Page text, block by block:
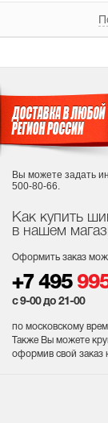
Как купить
в нашем
Оформить заказ
+7 495
с 9-00 до 21-00
по московскому
Также Вы можете
оформив свой заказ
Вы можете задать
500-80-66.